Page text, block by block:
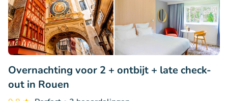
Overnachting voor 2 + ontbijt + late check-
out in Rouen